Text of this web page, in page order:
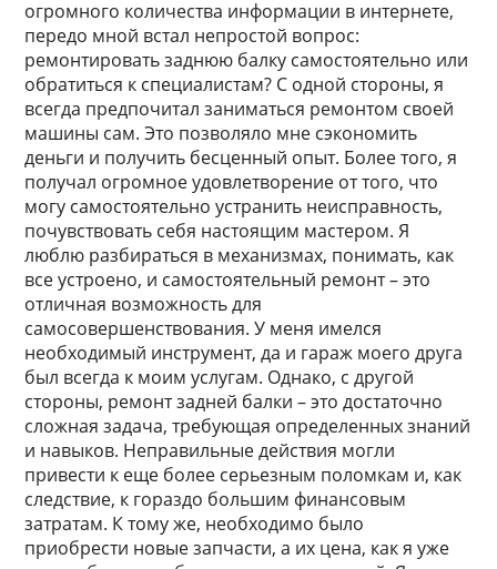
огромного количества информации в интернете,
передо мной встал непростой вопрос:
ремонтировать заднюю балку самостоятельно или
обратиться к специалистам? С одной стороны, я
всегда предпочитал заниматься ремонтом своей
машины сам. Это позволяло мне сэкономить
деньги и получить бесценный опыт. Более того, я
получал огромное удовлетворение от того, что
могу самостоятельно устранить неисправность,
почувствовать себя настоящим мастером. Я
люблю разбираться в механизмах, понимать, как
все устроено, и самостоятельный ремонт – это
отличная возможность для
самосовершенствования. У меня имелся
необходимый инструмент, да и гараж моего друга
был всегда к моим услугам. Однако, с другой
стороны, ремонт задней балки – это достаточно
сложная задача, требующая определенных знаний
и навыков. Неправильные действия могли
привести к еще более серьезным поломкам и, как
следствие, к гораздо большим финансовым
затратам. К тому же, необходимо было
приобрести новые запчасти, а их цена, как я уже